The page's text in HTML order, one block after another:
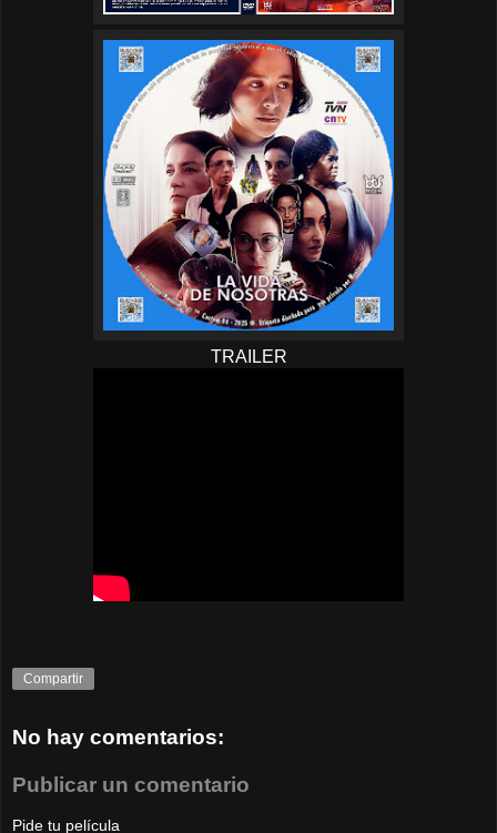
TRAILER
Compartir
No hay comentarios:
Publicar un comentario
Pide tu película